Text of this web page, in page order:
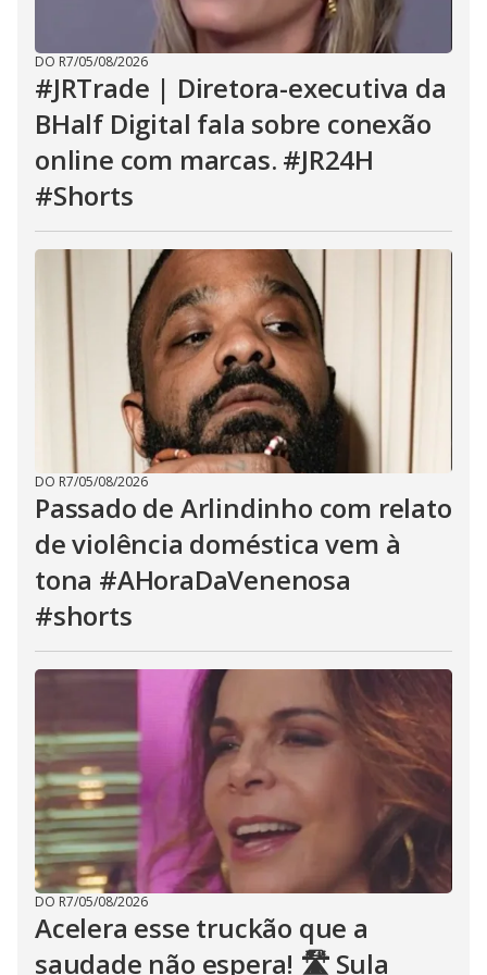
DO R7/05/08/2026
#JRTrade | Diretora-executiva da
BHalf Digital fala sobre conexão
online com marcas. #JR24H
#Shorts
DO R7/05/08/2026
Passado de Arlindinho com relato
de violência doméstica vem à
tona #AHoraDaVenenosa
#shorts
DO R7/05/08/2026
Acelera esse truckão que a
saudade não espera! 🛣️ Sula